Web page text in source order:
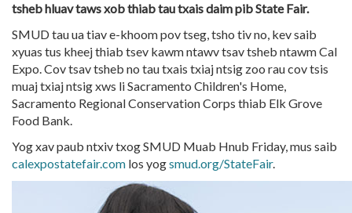
tsheb hluav taws xob thiab tau txais daim pib State Fair.
SMUD tau ua tiav e-khoom pov tseg, tsho tiv no, kev saib
xyuas tus kheej thiab tsev kawm ntawv tsav tsheb ntawm Cal
Expo. Cov tsav tsheb no tau txais txiaj ntsig zoo rau cov tsis
muaj txiaj ntsig xws li Sacramento Children's Home,
Sacramento Regional Conservation Corps thiab Elk Grove
Food Bank.
Yog xav paub ntxiv txog SMUD Muab Hnub Friday, mus saib
calexpostatefair.com los yogsmud.org/StateFair.